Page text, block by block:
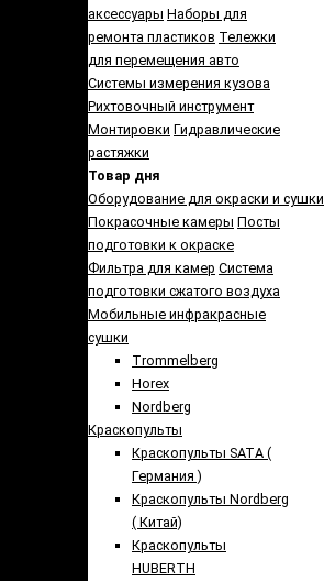
аксессуары Наборы для
ремонта пластиков Тележки
для перемещения авто
Системы измерения кузова
Рихтовочный инструмент
Монтировки Гидравлические
растяжки
Товар дня
Оборудование для окраски и сушки
Покрасочные камеры Посты
подготовки к окраске
Фильтра для камер Система
подготовки сжатого воздуха
Мобильные инфракрасные
сушки
Trommelberg
Horex
Nordberg
Краскопульты
Краскопульты SATA (
Германия )
Краскопульты Nordberg
( Китай)
Краскопульты
HUBERTH